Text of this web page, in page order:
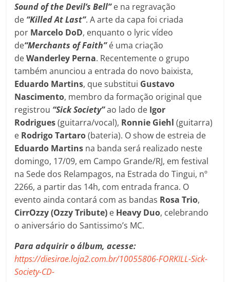
Sound of the Devil’s Bell”e na regravação
de “Killed At Last”. A arte da capa foi criada
por Marcelo DoD, enquanto o lyric vídeo
de“Merchants of Faith”é uma criação
deWanderley Perna. Recentemente o grupo
também anunciou a entrada do novo baixista,
Eduardo Martins, que substitui Gustavo
Nascimento, membro da formação original que
registrou “Sick Society”ao lado de Igor
Rodrigues(guitarra/vocal), Ronnie Giehl(guitarra)
e Rodrigo Tartaro(bateria). O show de estreia de
Eduardo Martins na banda será realizado neste
domingo, 17/09, em Campo Grande/RJ, em festival
na Sede dos Relampagos, na Estrada do Tingui, nº
2266, a partir das 14h, com entrada franca. O
evento ainda contará com as bandas Rosa Trio,
CirrOzzy (Ozzy Tribute) e Heavy Duo, celebrando
o aniversário do Santissimo’s MC.
Para adquirir o álbum, acesse:
https://diesirae.loja2.com.br/10055806-FORKILL-Sick-
Society-CD-